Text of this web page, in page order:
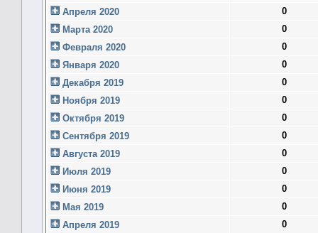
Апреля 2020
0
Марта 2020
0
Февраля 2020
0
Января 2020
0
Декабря 2019
0
Ноября 2019
0
Октября 2019
0
Сентября 2019
0
Августа 2019
0
Июля 2019
0
Июня 2019
0
Мая 2019
0
Апреля 2019
0